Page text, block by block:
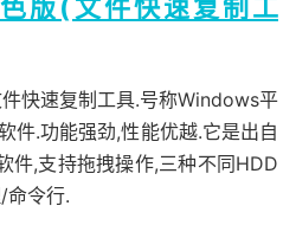
版(文件快速复制工
快速复制工具.号称Windows平
件.功能强劲,性能优越.它是出自
件,支持拖拽操作,三种不同HDD
命令行.